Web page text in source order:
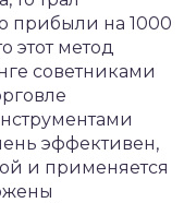
прибыли на 1000
этот метод
советниками
эффективен,
и применяется